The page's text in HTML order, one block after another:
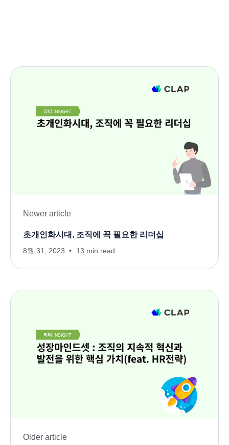
Newer article
초개인화시대, 조직에 꼭 필요한 리더십
8월 31, 2023 13 min read
Older article